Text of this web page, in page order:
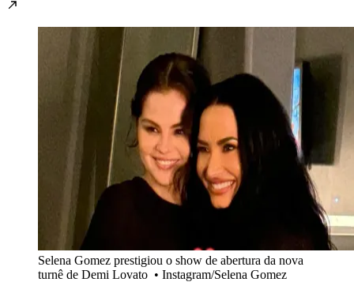
Selena Gomez prestigiou o show de abertura da nova
turnê de Demi Lovato • Instagram/Selena Gomez